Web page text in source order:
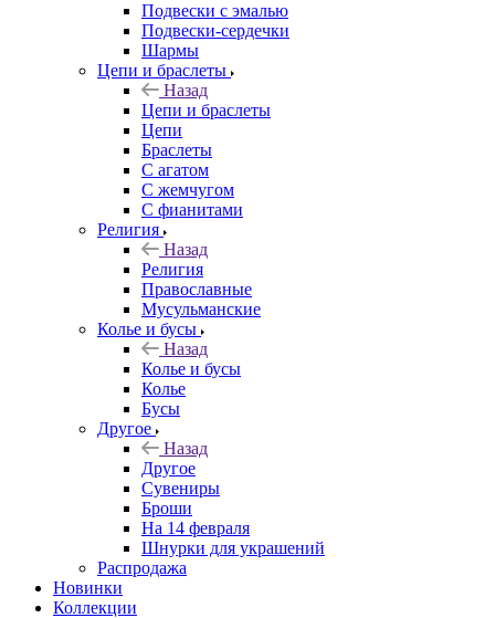
Подвески с эмалью
Подвески-сердечки
Шармы
Цепи и браслеты
Назад
Цепи и браслеты
Цепи
Браслеты
С агатом
С жемчугом
С фианитами
Религия
Назад
Религия
Православные
Мусульманские
Колье и бусы
Назад
Колье и бусы
Колье
Бусы
Другое
Назад
Другое
Сувениры
Броши
На 14 февраля
Шнурки для украшений
Распродажа
Новинки
Коллекции